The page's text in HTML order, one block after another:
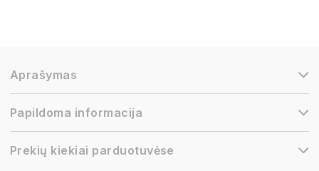
Aprašymas
Papildoma informacija
Prekių kiekiai parduotuvėse